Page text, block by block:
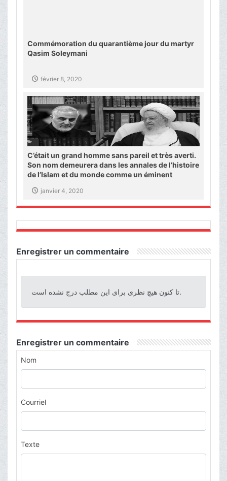
Commémoration du quarantième jour du martyr
Qasim Soleymani
février 8, 2020
C’était un grand homme sans pareil et très averti.
Son nom demeurera dans les annales de l’histoire
de l’Islam et du monde comme un éminent
janvier 4, 2020
Enregistrer un commentaire
تا کنون هیچ نظری برای این مطلب درج نشده است.
Enregistrer un commentaire
Nom
Courriel
Texte